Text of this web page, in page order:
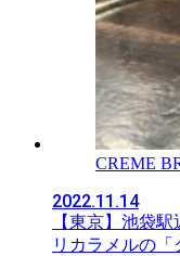
CREME
2022.11.14
【東京】池袋
リカラメルの「